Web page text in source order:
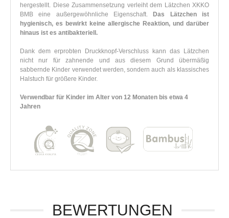
hergestellt. Diese Zusammensetzung verleiht dem Lätzchen XKKO
BMB eine außergewöhnliche Eigenschaft.
Das Lätzchen ist
hygienisch, es bewirkt keine allergische Reaktion, und darüber
hinaus ist es antibakteriell.
Dank dem erprobten Druckknopf-Verschluss kann das Lätzchen
nicht nur für zahnende und aus diesem Grund übermäßig
sabbernde Kinder verwendet werden, sondern auch als klassisches
Halstuch für größere Kinder.
Verwendbar für Kinder im Alter von 12 Monaten bis etwa 4
Jahren
BEWERTUNGEN